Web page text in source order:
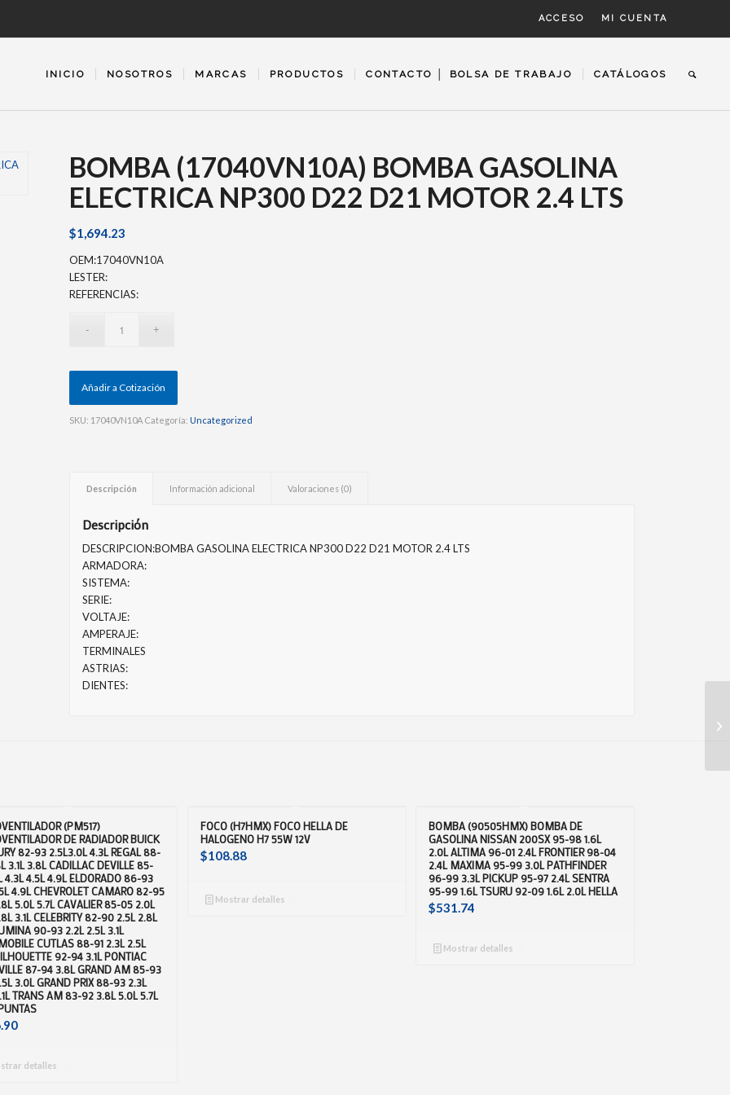
ACCESO MI CUENTA
INICIO NOSOTROS MARCAS PRODUCTOS CONTACTO │ BOLSA DE TRABAJO CATÁLOGOS
BOMBA (17040VN10A) BOMBA GASOLINA
ELECTRICA NP300 D22 D21 MOTOR 2.4 LTS
$1,694.23
OEM:17040VN10A
LESTER:
REFERENCIAS:
Añadir a Cotización
SKU: 17040VN10A Categoría: Uncategorized
Descripción Información adicional Valoraciones (0)
Descripción
DESCRIPCION:BOMBA GASOLINA ELECTRICA NP300 D22 D21 MOTOR 2.4 LTS
ARMADORA:
SISTEMA:
SERIE:
VOLTAJE:
AMPERAJE:
TERMINALES
ASTRIAS:
DIENTES:
(PM517)
DE RADIADOR BUICK
82-93 2.5L3.0L 4.3L REGAL 88-
3.1L 3.8L CADILLAC DEVILLE 85-
4.3L 4.5L 4.9L ELDORADO 86-93
4.9L CHEVROLET CAMARO 82-95
5.0L 5.7L CAVALIER 85-05 2.0L
3.1L CELEBRITY 82-90 2.5L 2.8L
90-93 2.2L 2.5L 3.1L
CUTLAS 88-91 2.3L 2.5L
92-94 3.1L PONTIAC
87-94 3.8L GRAND AM 85-93
3.0L GRAND PRIX 88-93 2.3L
TRANS AM 83-92 3.8L 5.0L 5.7L
detalles
FOCO (H7HMX) FOCO HELLA DE
HALOGENO H7 55W 12V
$108.88
Mostrar detalles
BOMBA (90505HMX) BOMBA DE
GASOLINA NISSAN 200SX 95-98 1.6L
2.0L ALTIMA 96-01 2.4L FRONTIER 98-04
2.4L MAXIMA 95-99 3.0L PATHFINDER
96-99 3.3L PICKUP 95-97 2.4L SENTRA
95-99 1.6L TSURU 92-09 1.6L 2.0L HELLA
$531.74
Mostrar detalles